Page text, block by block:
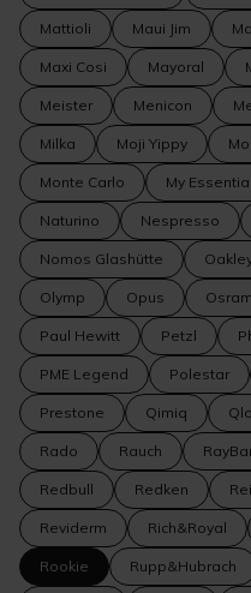
Mattioli Maui Jim
Maxi Cosi Mayoral
Meister Menicon
Milka Moji Yippy
Monte Carlo My
Naturino Nespresso
Nomos Glashütte
Olymp Opus Osram
Paul Hewitt Petzl
PME Legend Polestar
Prestone Qimiq
Rado Rauch
Redbull Redken
Reviderm Rich&Royal
Rookie Rupp&Hubrach